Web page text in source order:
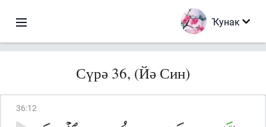
Ҡунак
Сүрә 36, (Йә Син)
36:12